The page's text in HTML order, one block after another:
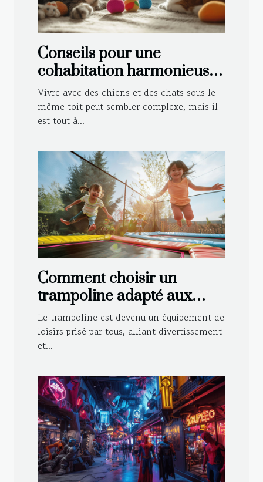
Conseils pour une
cohabitation harmonieuse
entre chiens et chats
Vivre avec des chiens et des chats sous le
même toit peut sembler complexe, mais il
est tout à...
Comment choisir un
trampoline adapté aux
enfants et aux adultes
Le trampoline est devenu un équipement de
loisirs prisé par tous, alliant divertissement
et...